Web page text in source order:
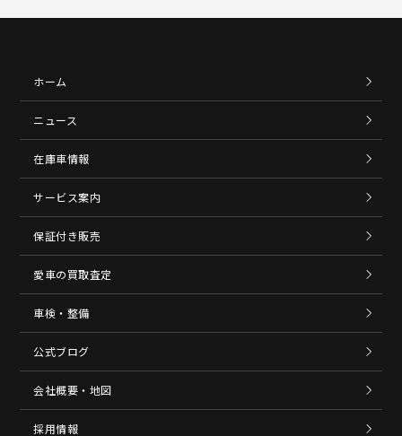
ホーム
ニュース
在庫車情報
サービス案内
保証付き販売
愛車の買取査定
車検・整備
公式ブログ
会社概要・地図
採用情報